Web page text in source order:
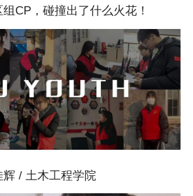
CP，碰撞出了什么火花！
辉 / 土木工程学院